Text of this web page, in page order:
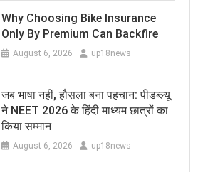
Why Choosing Bike Insurance
Only By Premium Can Backfire
August 6, 2026 up18news
जब भाषा नहीं, हौसला बना पहचान: पीडब्ल्यू
ने NEET 2026 के हिंदी माध्यम छात्रों का
किया सम्मान
August 6, 2026 up18news